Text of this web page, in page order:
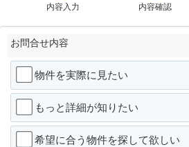
内容入力
内容確認
お問合せ内容
物件を実際に見たい
もっと詳細が知りたい
希望に合う物件を探して欲しい